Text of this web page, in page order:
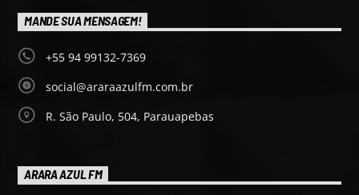
MANDE SUA MENSAGEM!
+55 94 99132-7369
social@araraazulfm.com.br
R. São Paulo, 504, Parauapebas
ARARA AZUL FM